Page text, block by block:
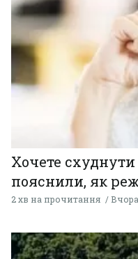
Хочете схуднути
пояснили, як
2 хв на прочитання Вчора